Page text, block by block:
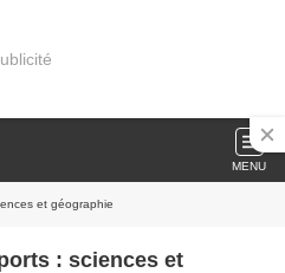
MENU
et géographie
: sciences et